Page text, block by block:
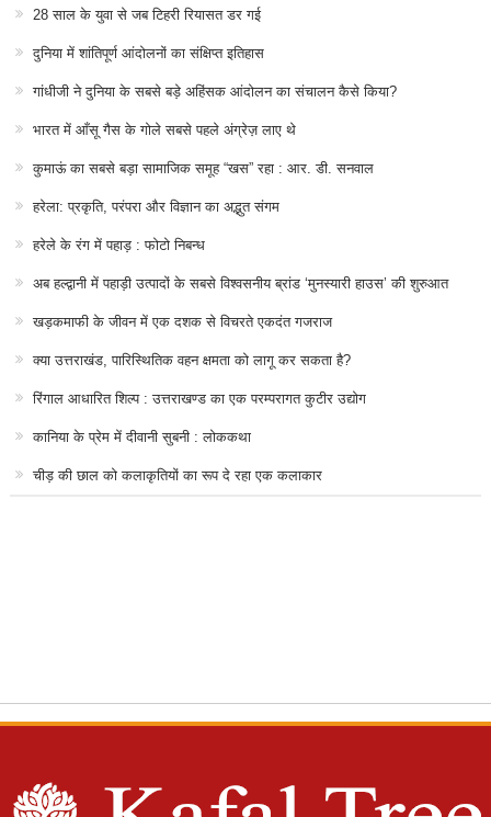
28 साल के युवा से जब टिहरी रियासत डर गई
दुनिया में शांतिपूर्ण आंदोलनों का संक्षिप्त इतिहास
गांधीजी ने दुनिया के सबसे बड़े अहिंसक आंदोलन का संचालन कैसे किया?
भारत में आँसू गैस के गोले सबसे पहले अंग्रेज़ लाए थे
कुमाऊं का सबसे बड़ा सामाजिक समूह “खस” रहा : आर. डी. सनवाल
हरेला: प्रकृति, परंपरा और विज्ञान का अद्भुत संगम
हरेले के रंग में पहाड़ : फोटो निबन्ध
अब हल्द्वानी में पहाड़ी उत्पादों के सबसे विश्वसनीय ब्रांड ‘मुनस्यारी हाउस’ की शुरुआत
खड़कमाफी के जीवन में एक दशक से विचरते एकदंत गजराज
क्या उत्तराखंड, पारिस्थितिक वहन क्षमता को लागू कर सकता है?
रिंगाल आधारित शिल्प : उत्तराखण्ड का एक परम्परागत कुटीर उद्योग
कानिया के प्रेम में दीवानी सुबनी : लोककथा
चीड़ की छाल को कलाकृतियों का रूप दे रहा एक कलाकार